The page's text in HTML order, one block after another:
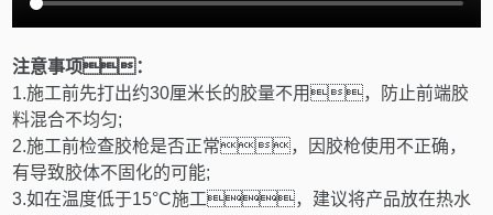
注意事项：
1.施工前先打出约30厘米长的胶量不用，防止前端胶
料混合不均匀;
2.施工前检查胶枪是否正常，因胶枪使用不正确，
有导致胶体不固化的可能;
3.如在温度低于15°C施工，建议将产品放在热水